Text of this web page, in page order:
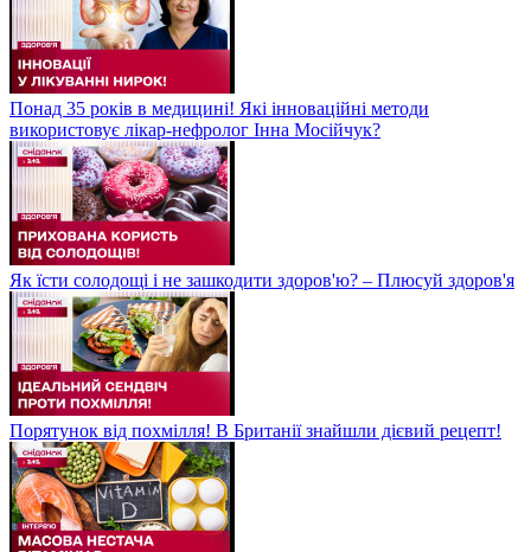
Понад 35 років в медицині! Які інноваційні методи
використовує лікар-нефролог Інна Мосійчук?
Як їсти солодощі і не зашкодити здоров'ю? – Плюсуй здоров'я
Порятунок від похмілля! В Британії знайшли дієвий рецепт!